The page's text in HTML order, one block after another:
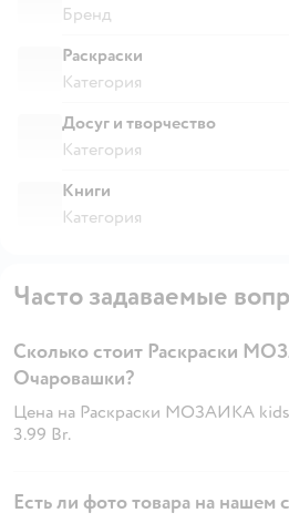
Бренд
Раскраски
Категория
Досуг и творчество
Категория
Книги
Категория
Часто задаваемые
Сколько стоит Раскраски
Очаровашки?
Цена на Раскраски МОЗАИКА
3.99 Br.
Есть ли фото товара на нашем